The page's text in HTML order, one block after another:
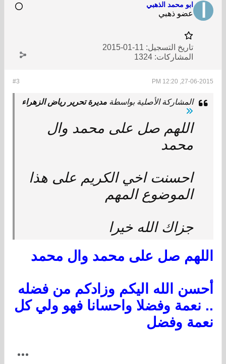
ابو محمد الذهبي
عضو ذهبي
تاريخ التسجيل: 11-01-2015
المشاركات: 1324
#3 27-06-2015, 12:20 PM
المشاركة الأصلية بواسطة مديرة تحرير رياض الزهراء
اللهم صل على محمد وال
محمد
احسنت اخي الكريم على هذا
الموضوع المهم
جزاك الله خيرا
اللهم صل على محمد وال محمد
أحسن الله اليكم وزادكم من فضله
.. نعمة وفضلا واحسانا فهو ولي كل
نعمة وفضل